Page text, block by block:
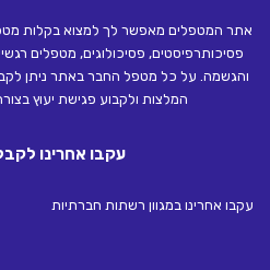
אתר המטפלים מאפשר לך למצוא בקלות
פסיכותרפיסטים, פסיכולוגים, מטפלים
והגשמה. על כל מטפל החבר באתר ניתן
המלצות ולקבוע פגישת יעוץ
עקבו אחרינו
עקבו אחרינו במגוון רשתות חברתיות